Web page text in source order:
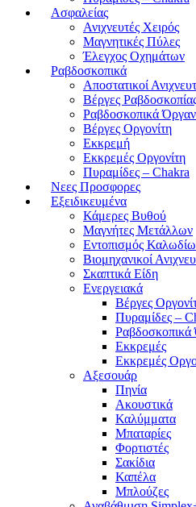
Ασφαλείας
Ανιχνευτές Χειρός
Μαγνητικές Πύλες
Έλεγχος Οχημάτων
Ραβδοσκοπικά
Αποστατικοί
Βέργες
Ραβδοσκοπικά
Βέργες Οργονίτη
Εκκρεμή
Εκκρεμές Οργονίτη
Πυραμίδες – Chakra
Νεες Προσφορες
Εξειδικευμένα
Κάμερες Βυθού
Μαγνήτες Μετάλλων
Εντοπισμός
Βιομηχανικοί
Σκαπτικά Είδη
Ενεργειακά
Βέργες
Πυραμίδες –
Ραβδοσκοπικά
Εκκρεμές
Εκκρεμές
Αξεσουάρ
Πηνία
Ακουστικά
Καλύμματα
Μπαταρίες
Φορτιστές
Σακίδια
Καπέλα
Μπλούζες